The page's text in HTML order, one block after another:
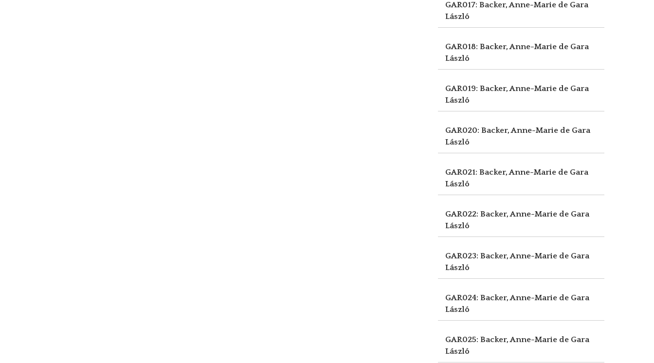
GAR017: Backer, Anne-Marie de Gara
László
GAR018: Backer, Anne-Marie de Gara
László
GAR019: Backer, Anne-Marie de Gara
László
GAR020: Backer, Anne-Marie de Gara
László
GAR021: Backer, Anne-Marie de Gara
László
GAR022: Backer, Anne-Marie de Gara
László
GAR023: Backer, Anne-Marie de Gara
László
GAR024: Backer, Anne-Marie de Gara
László
GAR025: Backer, Anne-Marie de Gara
László